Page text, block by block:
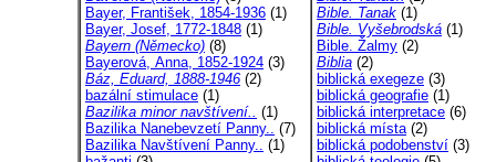
Bayer, František, 1854-1936 (1)
Bayer, Josef, 1772-1848 (1)
Bayern (Německo) (8)
Bayerová, Anna, 1852-1924 (3)
Báz, Eduard, 1888-1946 (2)
bazální stimulace (1)
Bazilika minor navštívení.. (1)
Bazilika Nanebevzetí Panny.. (7)
Bazilika Navštívení Panny.. (1)
Bible. Tanak (1)
Bible. Vyšebrodská (1)
Bible. Žalmy (2)
Biblia (2)
biblická exegeze (3)
biblická geografie (1)
biblická interpretace (6)
biblická místa(2)
biblická podobenství (3)